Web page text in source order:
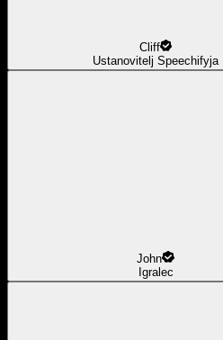
Cliff
Ustanovitelj Speechifyja
John
Igralec